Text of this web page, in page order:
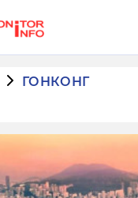
ГОНКОНГ